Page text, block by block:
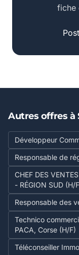
fiche
Autres offres à
Développeur
Responsable de
CHEF DES
- RÉGION SUD (H/
Responsable des
Technico
PACA, Corse (H/F)
Téléconseiller